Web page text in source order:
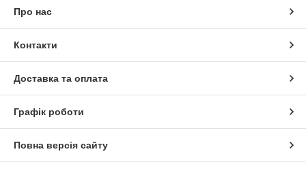
Про нас
Контакти
Доставка та оплата
Графік роботи
Повна версія сайту